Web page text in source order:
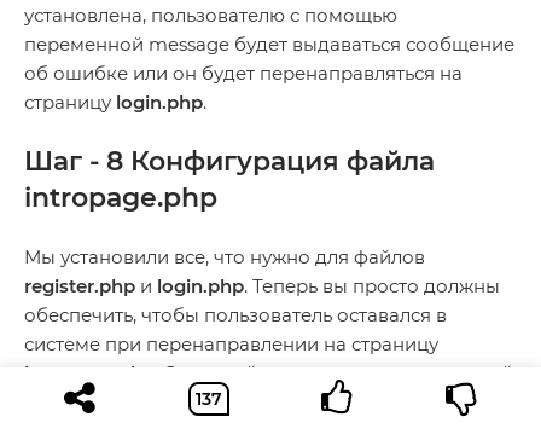
установлена, пользователю с помощью
переменной message будет выдаваться сообщение
об ошибке или он будет перенаправляться на
страницу login.php.
Шаг - 8 Конфигурация файла
intropage.php
Мы установили все, что нужно для файлов
register.php и login.php. Теперь вы просто должны
обеспечить, чтобы пользователь оставался в
системе при перенаправлении на страницу
intropage.php
. Скопируйте и вставьте приведенный
ниже код в файл intropage.php